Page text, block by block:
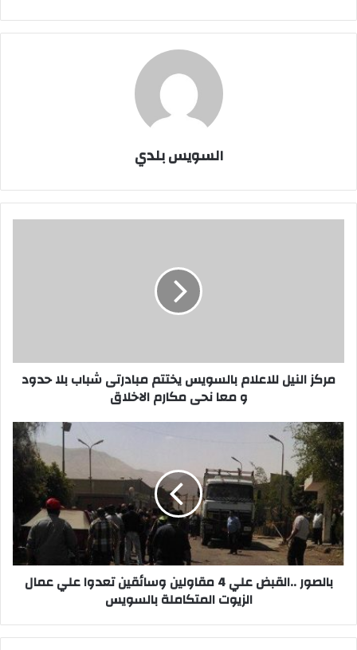
السويس بلدي
حدود
مكارم
الاخلاق
مركز النيل للاعلام بالسويس يختتم مبادرتى شباب بلا حدود
و معا نحى مكارم الاخلاق
بالصور
..القبض
علي
مقاولين
وسائقين
تعدوا
علي
عمال
الزيوت
المتكاملة
بالصور ..القبض علي 4 مقاولين وسائقين تعدوا علي عمال
الزيوت المتكاملة بالسويس